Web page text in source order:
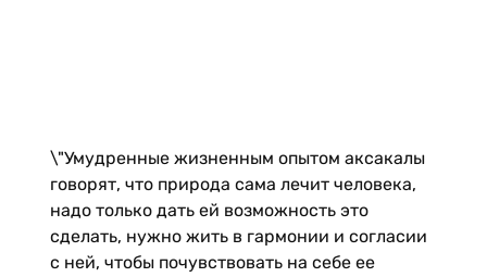
\"Умудренные жизненным опытом аксакалы
говорят, что природа сама лечит человека,
надо только дать ей возможность это
сделать, нужно жить в гармонии и согласии
с ней, чтобы почувствовать на себе ее